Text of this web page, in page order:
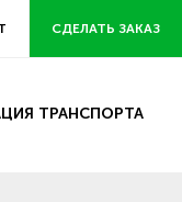
СДЕЛАТЬ ЗАКАЗ
ТРАНСПОРТА